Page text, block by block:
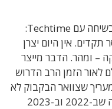
אורי תדמור, נשיא KLA ישראל, אמר בשיחה עם Techtime:
תקדים. אין היום יצרן
– ומהר. הדבר מייצר
לאור הזמן הרב הדרוש
שצוואר הבקבוק לא
בתעשייה לא ישתחרר מהר. "אני צופה שב-2022 וב-2023